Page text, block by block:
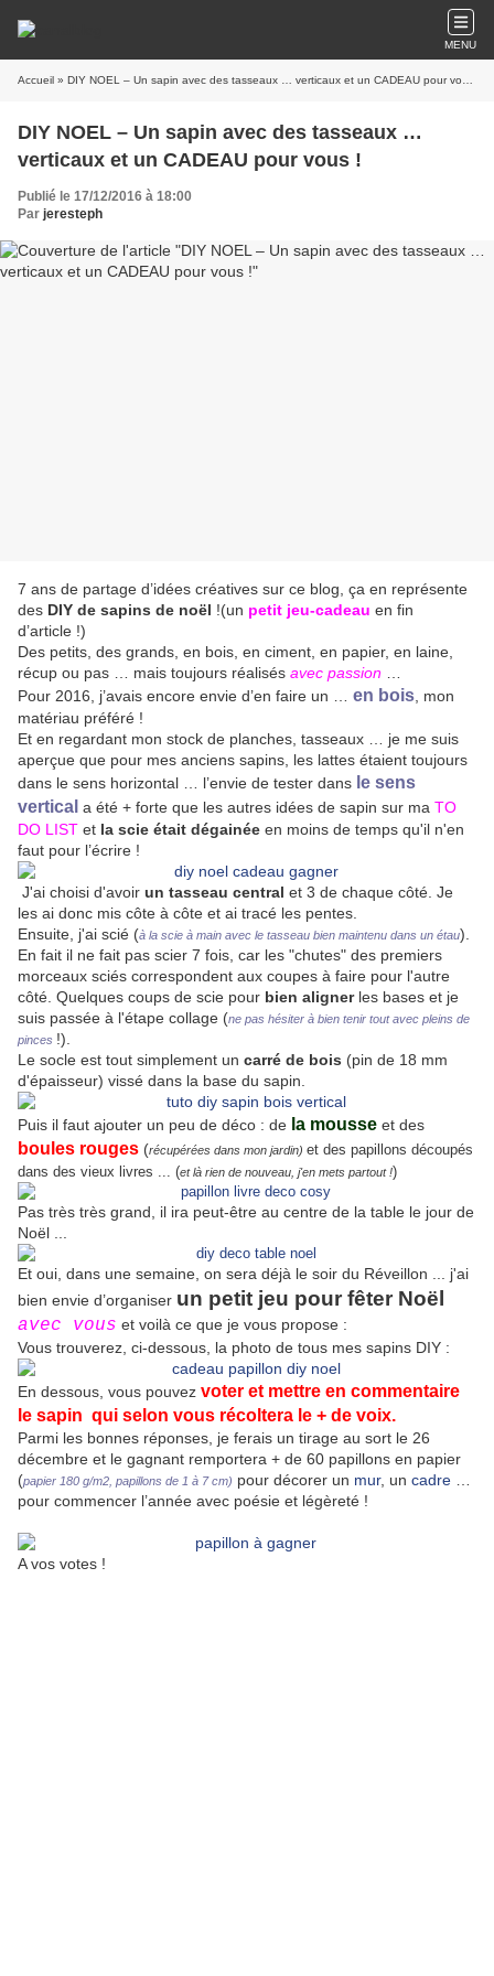
MENU
Accueil » DIY NOEL – Un sapin avec des tasseaux … verticaux et un CADEAU pour vous !
DIY NOEL – Un sapin avec des tasseaux …
verticaux et un CADEAU pour vous !
Publié le 17/12/2016 à 18:00
Par jeresteph
7 ans de partage d’idées créatives sur ce blog, ça en représente
des DIY de sapins de noël !(un petit jeu-cadeau en fin
d’article !)
Des petits, des grands, en bois, en ciment, en papier, en laine,
récup ou pas … mais toujours réalisés avec passion
Pour 2016, j’avais encore envie d’en faire un … en bois , mon
matériau préféré !
Et en regardant mon stock de planches, tasseaux … je me suis
aperçue que pour mes anciens sapins, les lattes étaient toujours
dans le sens horizontal … l’envie de tester dans le sens
vertical a été + forte que les autres idées de sapin sur ma TO
DO LIST et la scie était dégainée en moins de temps qu'il n'en
faut pour l’écrire !
J'ai choisi d'avoir un tasseau central et 3 de chaque côté. Je
les ai donc mis côte à côte et ai tracé les pentes.
Ensuite, j'ai scié (à la scie à main avec le tasseau bien maintenu dans un étau).
En fait il ne fait pas scier 7 fois, car les "chutes" des premiers
morceaux sciés correspondent aux coupes à faire pour l'autre
côté. Quelques coups de scie pour bien alignerles bases et je
suis passée à l'étape collage (ne pas hésiter à bien tenir tout avec pleins de
pinces !).
Le socle est tout simplement un carré de bois (pin de 18 mm
d'épaisseur) vissé dans la base du sapin.
Puis il faut ajouter un peu de déco : de la mousse et des
boules rouges (récupérées dans mon jardin) et des papillons découpés
dans des vieux livres ... (et là rien de nouveau, j'en mets partout !)
Pas très très grand, il ira peut-être au centre de la table le jour de
Noël ...
Et oui, dans une semaine, on sera déjà le soir du Réveillon ... j'ai
bien envie d’organiser un petit jeu pour fêter Noël
avec vous et voilà ce que je vous propose :
Vous trouverez, ci-dessous, la photo de tous mes sapins DIY :
En dessous, vous pouvez voter et mettre en commentaire
le sapin qui selon vous récoltera le + de voix.
Parmi les bonnes réponses, je ferais un tirage au sort le 26
décembre et le gagnant remportera + de 60 papillons en papier
(papier 180 g/m2, papillons de 1 à 7 cm) pour décorer un mur, un cadre
pour commencer l’année avec poésie et légèreté !
A vos votes !